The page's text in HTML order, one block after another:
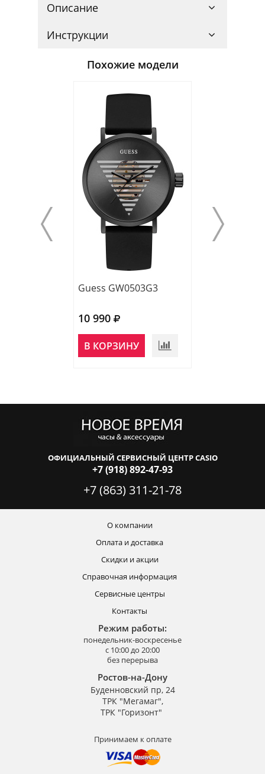
Описание
Инструкции
Похожие модели
Guess GW0503G3
10 990
В КОРЗИНУ
ОФИЦИАЛЬНЫЙ СЕРВИСНЫЙ ЦЕНТР CASIO
+7 (918) 892-47-93
+7 (863) 311-21-78
О компании
Оплата и доставка
Скидки и акции
Справочная информация
Сервисные центры
Контакты
Режим работы:
понедельник-воскресенье
с 10:00 до 20:00
без перерыва
Ростов-на-Дону
Буденновский пр, 24
ТРК "Мегамаг",
ТРК "Горизонт"
Принимаем к оплате